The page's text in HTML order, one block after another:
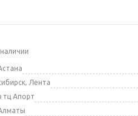
Лента
тц Апорт